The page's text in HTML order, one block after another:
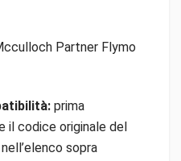
Partner Flymo
prima
il codice originale del
sopra